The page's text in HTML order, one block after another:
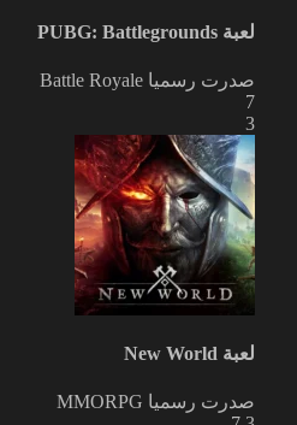
لعبة PUBG: Battlegrounds
صدرت رسميا Battle Royale
7
3
لعبة New World
صدرت رسميا MMORPG